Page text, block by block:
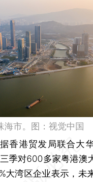
海市。图：视觉中国
据香港贸发局联合大
季对600多家粤港澳
大湾区企业表示，未